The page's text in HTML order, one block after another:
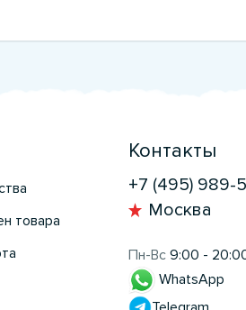
товара
Контакты
+7 (495) 989-
Москва
Пн-Вс 9:00 -
WhatsApp